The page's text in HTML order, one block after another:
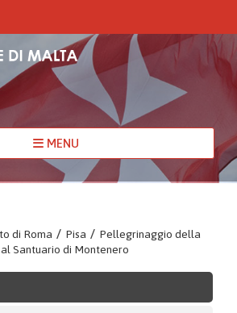
MENU
di Roma / Pisa / Pellegrinaggio della
Santuario di Montenero